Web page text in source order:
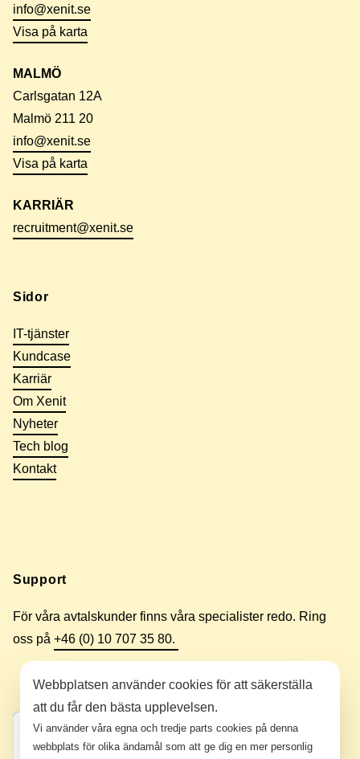
info@xenit.se
Visa på karta
MALMÖ
Carlsgatan 12A
Malmö 211 20
info@xenit.se
Visa på karta
KARRIÄR
recruitment@xenit.se
Sidor
IT-tjänster
Kundcase
Karriär
Om Xenit
Nyheter
Tech blog
Kontakt
Support
För våra avtalskunder finns våra specialister redo. Ring
oss på +46 (0) 10 707 35 80.
Webbplatsen använder cookies för att säkerställa
att du får den bästa upplevelsen.
Vi använder våra egna och tredje parts cookies på denna
webbplats för olika ändamål som att ge dig en mer personlig